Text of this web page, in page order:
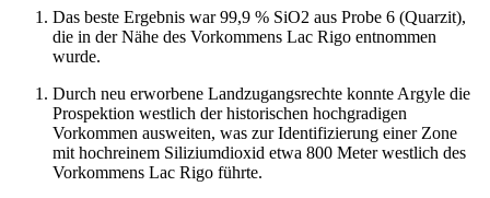
Das beste Ergebnis war 99,9 % SiO2 aus Probe 6 (Quarzit),
die in der Nähe des Vorkommens Lac Rigo entnommen
wurde.
Durch neu erworbene Landzugangsrechte konnte Argyle die
Prospektion westlich der historischen hochgradigen
Vorkommen ausweiten, was zur Identifizierung einer Zone
mit hochreinem Siliziumdioxid etwa 800 Meter westlich des
Vorkommens Lac Rigo führte.